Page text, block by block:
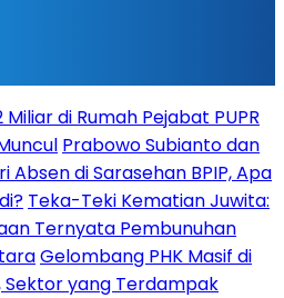
di Rumah Pejabat PUPR
Prabowo Subianto dan
di Sarasehan BPIP, Apa
Teka-Teki Kematian Juwita:
Ternyata Pembunuhan
Gelombang PHK Masif di
Sektor yang Terdampak